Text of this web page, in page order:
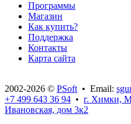
Программы
Магазин
Как купить?
Поддержка
Контакты
Карта сайта
2002-2026 © PSoft • Email:
+7 499 643 36 94 • г. Химки,
Ивановская, дом 3к2